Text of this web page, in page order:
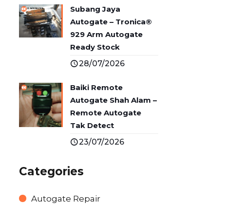
Subang Jaya
Autogate – Tronica®
929 Arm Autogate
Ready Stock
28/07/2026
Baiki Remote
Autogate Shah Alam –
Remote Autogate
Tak Detect
23/07/2026
Categories
Autogate Repair